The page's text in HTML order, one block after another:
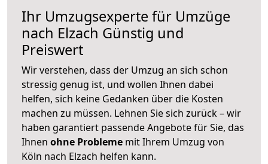
Ihr Umzugsexperte für Umzüge
nach Elzach Günstig und
Preiswert
Wir verstehen, dass der Umzug an sich schon
stressig genug ist, und wollen Ihnen dabei
helfen, sich keine Gedanken über die Kosten
machen zu müssen. Lehnen Sie sich zurück – wir
haben garantiert passende Angebote für Sie, das
Ihnen ohne Probleme mit Ihrem Umzug von
Köln nach Elzach helfen kann.